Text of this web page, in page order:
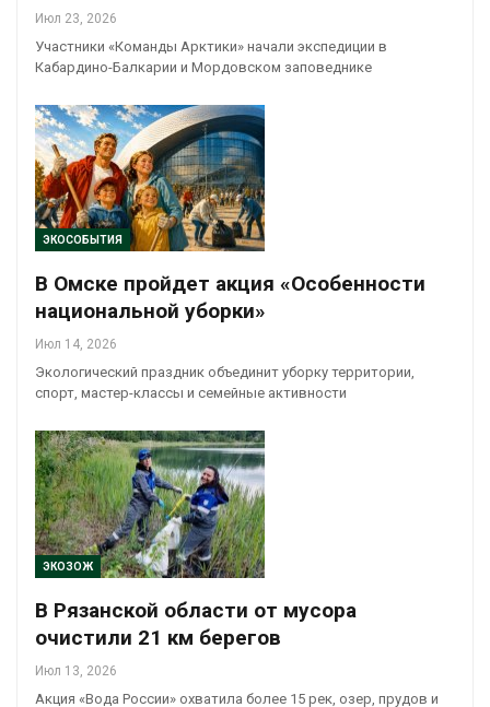
Июл 23, 2026
Участники «Команды Арктики» начали экспедиции в
Кабардино-Балкарии и Мордовском заповеднике
ЭКОСОБЫТИЯ
В Омске пройдет акция «Особенности
национальной уборки»
Июл 14, 2026
Экологический праздник объединит уборку территории,
спорт, мастер-классы и семейные активности
ЭКОЗОЖ
В Рязанской области от мусора
очистили 21 км берегов
Июл 13, 2026
Акция «Вода России» охватила более 15 рек, озер, прудов и